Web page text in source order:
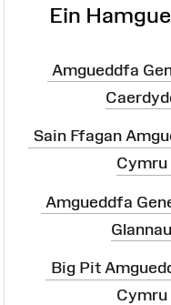
Ein
Amgueddfa
Sain Ffagan
Cymru
Amgueddfa
Glannau
Big Pit
Cymru